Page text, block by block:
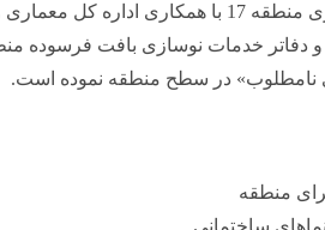
آن در شکل‏ دهی به سیمای شهری مطلوب، شهرداری منطقه 17 با
خدمات نوسازی بافت فرسوده
نامطلوب» در سطح منطقه نموده است.
منطقه